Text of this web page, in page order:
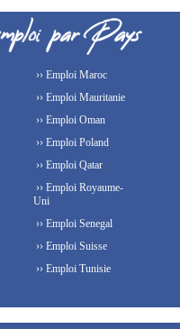
›› Emploi Maroc
›› Emploi Mauritanie
›› Emploi Oman
›› Emploi Poland
›› Emploi Qatar
›› Emploi Royaume-
Uni
›› Emploi Senegal
›› Emploi Suisse
›› Emploi Tunisie